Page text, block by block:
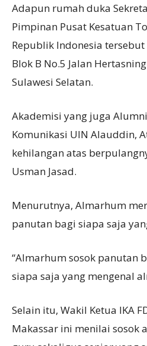
Adapun rumah duka
Pimpinan Pusat Kesatuan
Republik Indonesia
Blok B No.5 Jalan
Sulawesi Selatan.
Akademisi yang juga
Komunikasi UIN Alauddin,
kehilangan atas
Usman Jasad.
Menurutnya, Almarhum
panutan bagi siapa saja
“Almarhum sosok panutan
siapa saja yang mengenal
Selain itu, Wakil Ketua IKA
Makassar ini menilai sosok